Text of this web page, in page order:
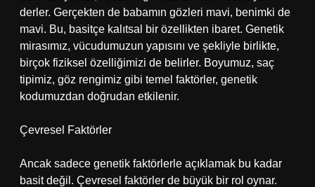
derler. Gerçekten de babamın gözleri mavi, benimki de
mavi. Bu, basitçe kalıtsal bir özellikten ibaret. Genetik
mirasımız, vücudumuzun yapısını ve şekliyle birlikte,
birçok fiziksel özelliğimizi de belirler. Boyumuz, saç
tipimiz, göz rengimiz gibi temel faktörler, genetik
kodumuzdan doğrudan etkilenir.
Çevresel Faktörler
Ancak sadece genetik faktörlerle açıklamak bu kadar
basit değil. Çevresel faktörler de büyük bir rol oynar.